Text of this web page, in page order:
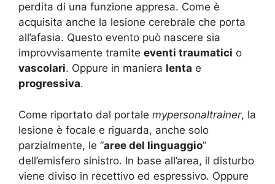
perdita di una funzione appresa. Come è
acquisita anche la lesione cerebrale che porta
all’afasia. Questo evento può nascere sia
improvvisamente tramite eventi traumatici o
vascolari. Oppure in maniera lenta e
progressiva.
Come riportato dal portale mypersonaltrainer, la
lesione è focale e riguarda, anche solo
parzialmente, le “aree del linguaggio”
dell’emisfero sinistro. In base all’area, il disturbo
viene diviso in recettivo ed espressivo. Oppure